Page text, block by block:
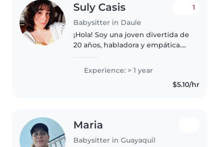
Suly Casis
Babysitter in Daule
1
¡Hola! Soy una joven divertida de
20 años, habladora y empática.
hacer manualidades, hacer
postres o pequeños snacks
Experience: > 1 year
$5.10/hr
Maria
Babysitter in Guayaquil